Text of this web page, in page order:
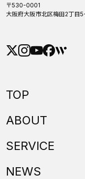
〒530-0001
大阪府大阪市北区梅田2丁目
TOP
ABOUT
SERVICE
NEWS